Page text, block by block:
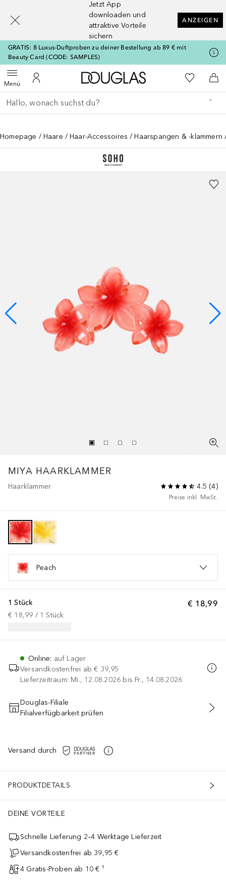
Jetzt App
downloaden und
attraktive Vorteile
sichern
ANZEIGEN
GRATIS: 8 Luxus-Duftproben zu deiner Bestellung ab 89 € mit
Beauty Card (CODE: SAMPLES)
MenüMenü öffnenZu Meinem Kundenkonto
Zur Douglas Startseite
Zu Meiner
Gehe zurück
Suche ausführen
Homepage Haare Haar-Accessoires Haarspangen & -klammern
MIYA HAARKLAMMER
Haarklammer 4.5 (4)
Preise inkl. MwSt.
Peach
€ 18,99
1 Stück
€ 18,99 / 1 Stück
Online: auf Lager
Versandkostenfrei ab € 39,95
Lieferzeitraum: Mi., 12.08.2026 bis Fr., 14.08.2026
IN DEN WARENKORB
Douglas-Filiale
Filialverfügbarkeit prüfen
Versand durch
PRODUKTDETAILS
DEINE VORTEILE
Schnelle Lieferung 2–4 Werktage Lieferzeit
Versandkostenfrei ab 39,95 €
4 Gratis-Proben ab 10 € ¹
[navigation.slideout.screenreader]